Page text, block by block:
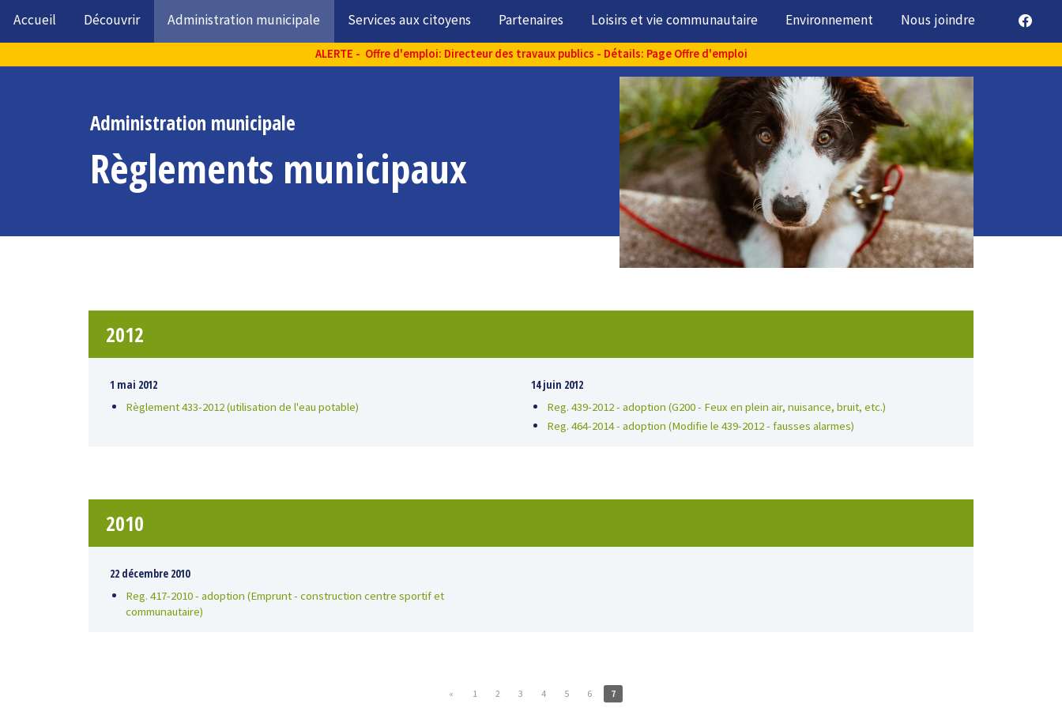
Accueil Découvrir Administration municipale Services aux citoyens Partenaires Loisirs et vie communautaire Environnement Nous joindre
ALERTE - Offre d'emploi: Directeur des travaux publics - Détails: Page Offre d'emploi
Administration municipale
Règlements municipaux
2012
1 mai 2012
Règlement 433-2012 (utilisation de l'eau potable)
14 juin 2012
Reg. 439-2012 - adoption (G200 - Feux en plein air, nuisance, bruit, etc.)
Reg. 464-2014 - adoption (Modifie le 439-2012 - fausses alarmes)
2010
22 décembre 2010
Reg. 417-2010 - adoption (Emprunt - construction centre sportif et
communautaire)
« 1 2 3 4 5 6 7